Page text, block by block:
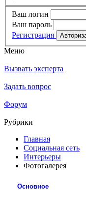
Ваш логин
Ваш пароль
Регистрация
Меню
Вызвать эксперта
Задать вопрос
Форум
Рубрики
Главная
Социальная сеть
Интерьеры
Фотогалерея
Основное